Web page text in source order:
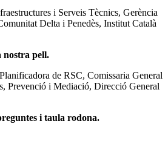
i Serveis Tècnics, Gerència
Delta i Penedès, Institut Català
nostra pell.
de RSC, Comissaria General
Prevenció i Mediació, Direcció General
i taula rodona.